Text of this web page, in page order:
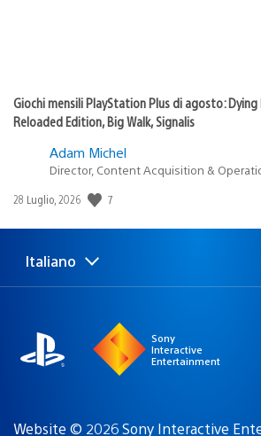
Giochi mensili PlayStation Plus di agosto: Dying
Reloaded Edition, Big Walk, Signalis
Adam Michel
Director, Content Acquisition &
Data
pubblicazione:
28 Luglio, 2026 7
Seleziona
una
Regione
attuale:
Italiano
Sony
Interactive
Entertainment
Website © 2026 Sony Interactive